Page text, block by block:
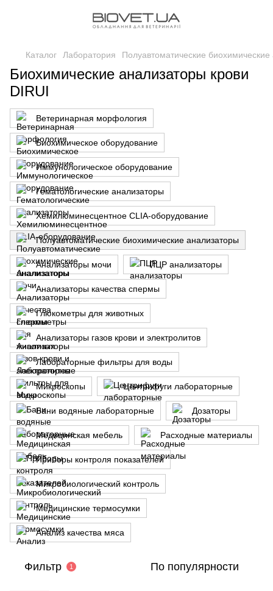
Каталог Лаборатория Полуавтоматические
Биохимические анализаторы крови
DIRUI
Ветеринарная морфология
Биохимическое оборудование
Иммунологическое оборудование
Гематологические анализаторы
Хемилюминесцентное CLIA-оборудование
Полуавтоматические биохимические анализаторы
Анализаторы мочи ПЦР анализаторы
Анализаторы качества спермы
Глюкометры для животных
Анализаторы газов крови и электролитов
Лабораторные фильтры для воды
Микроскопы Центрифуги лабораторные
Бани водяные лабораторные Дозаторы
Медицинская мебель Расходные материалы
Приборы контроля показателей
Микробиологический контроль
Медицинские термосумки
Анализ качества мяса
Фильтр 1 По популярности